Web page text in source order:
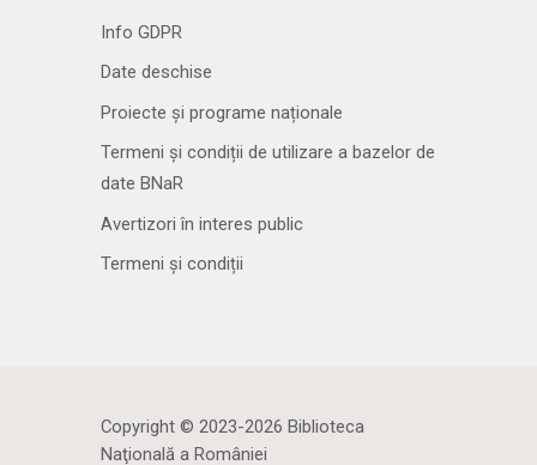
Info GDPR
Date deschise
Proiecte și programe naționale
Termeni și condiții de utilizare a bazelor de
date BNaR
Avertizori în interes public
Termeni și condiții
Copyright © 2023-2026 Biblioteca
Naţională a României